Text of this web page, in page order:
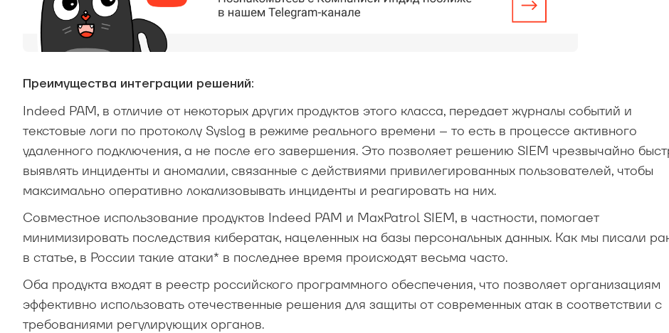
Преимущества интеграции решений:
Indeed PAM, в отличие от некоторых других продуктов этого класса, передает журналы событий и
текстовые логи по протоколу Syslog в режиме реального времени – то есть в процессе активного
удаленного подключения, а не после его завершения. Это позволяет решению SIEM чрезвычайно
выявлять инциденты и аномалии, связанные с действиями привилегированных пользователей, чтобы
максимально оперативно локализовывать инциденты и реагировать на них.
Совместное использование продуктов Indeed PAM и MaxPatrol SIEM, в частности, помогает
минимизировать последствия кибератак, нацеленных на базы персональных данных. Как мы писали
в статье, в России такие атаки* в последнее время происходят весьма часто.
Оба продукта входят в реестр российского программного обеспечения, что позволяет организациям
эффективно использовать отечественные решения для защиты от современных атак в соответствии с
требованиями регулирующих органов.